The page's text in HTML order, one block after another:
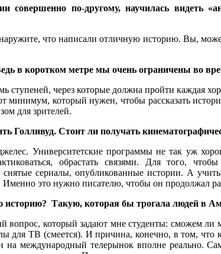
по-другому, научилась видеть
что написали отличную историю. Вы,
в коротком метре мы очень ограничены во
ступеней, через которые должна пройти каждая
минимум, который нужен, чтобы рассказать
для зрителей.
Голливуд. Стоит ли получать
Университетские программы не так уж
обрастать связями. Для того,
сериалы, опубликованные истории. А
это нужно писателю, чтобы он продолжал
Такую, которая бы трогала людей в
вопрос, который задают мне студенты: сможем
для ТВ (смеется). И причина, конечно, в том,
международный телерынок вполне реально.